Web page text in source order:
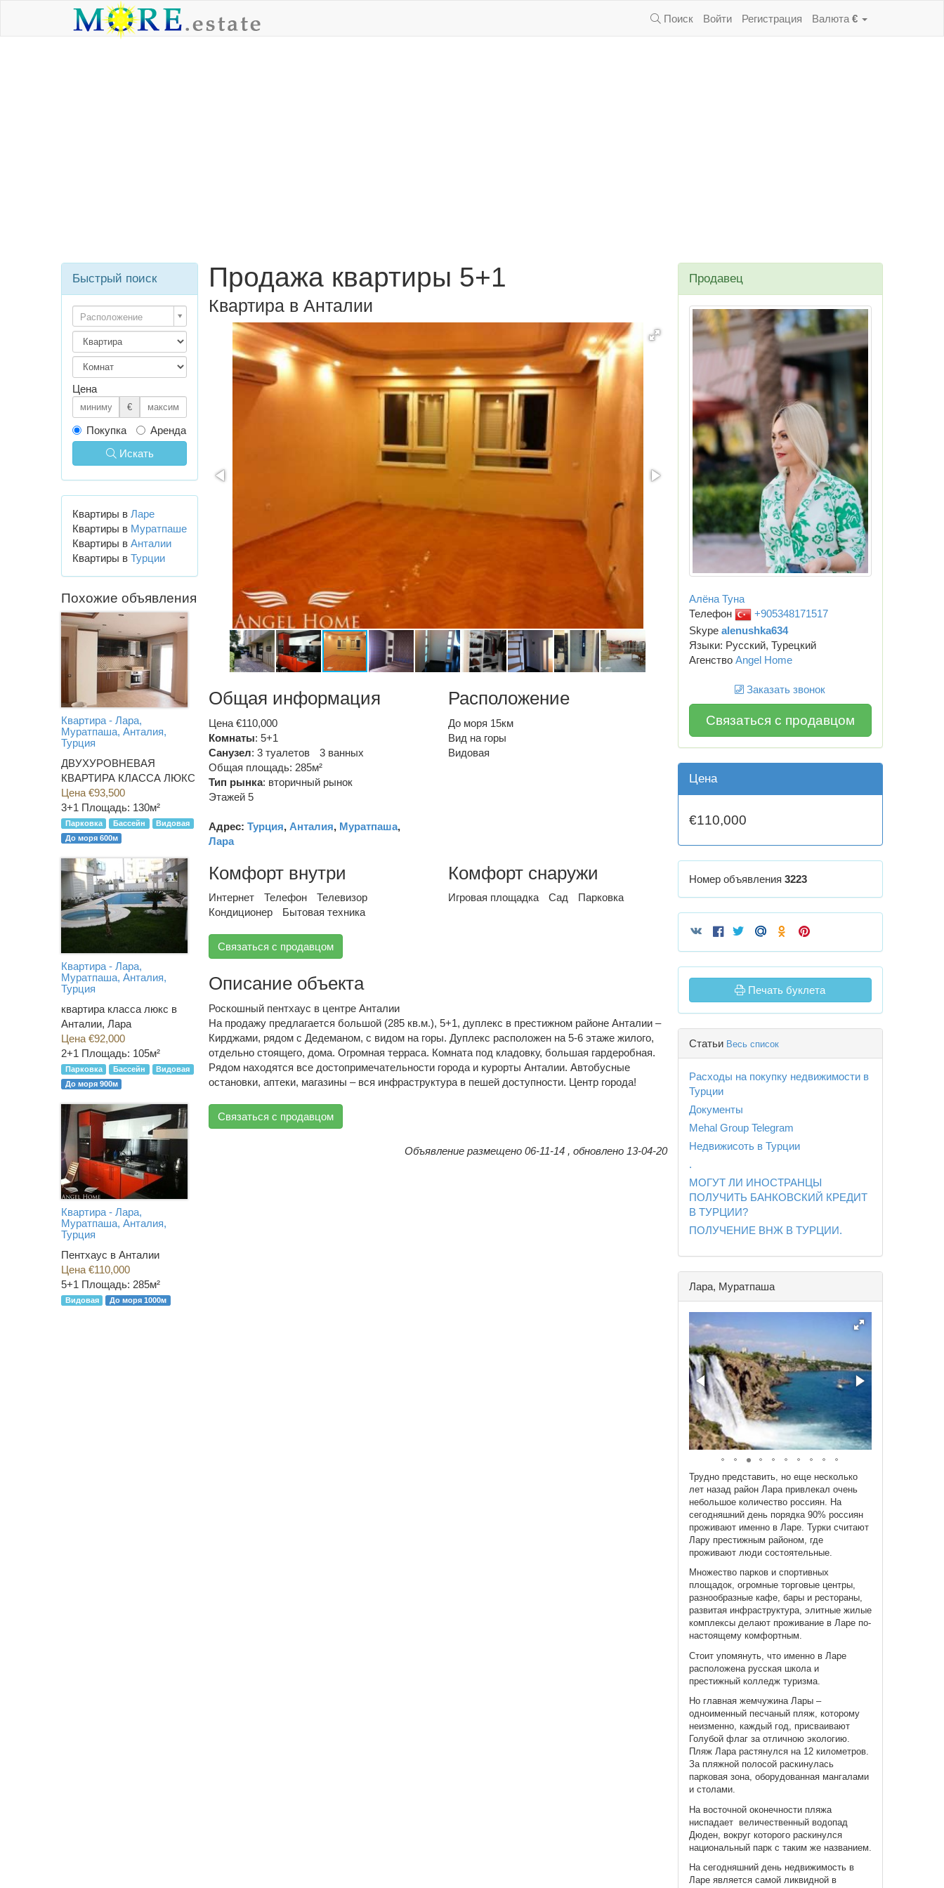
Поиск Войти Регистрация Валюта €
Продажа квартиры 5+1
Квартира в Анталии
Общая информация
Цена €110,000
Комнаты: 5+1
Санузел: 3 туалетов
3 ванных
Общая площадь: 285м²
Тип рынка: вторичный рынок
Этажей 5
Адрес: Турция, Анталия, Муратпаша,
Лара
Расположение
До моря 15км
Вид на горы
Видовая
Комфорт внутри
Интернет Телефон
Телевизор
Кондиционер
Бытовая техника
Комфорт снаружи
Игровая площадка Сад Парковка
Связаться с продавцом
Описание объекта
Роскошный пентхаус в центре Анталии
На продажу предлагается большой (285 кв.м.), 5+1, дуплекс в престижном районе Анталии –
Кирджами, рядом с Дедеманом, с видом на горы. Дуплекс расположен на 5-6 этаже жилого,
отдельно стоящего, дома. Огромная терраса. Комната под кладовку, большая гардеробная.
Рядом находятся все достопримечательности города и курорты Анталии. Автобусные
остановки, аптеки, магазины – вся инфраструктура в пешей доступности. Центр города!
Связаться с продавцом
Объявление размещено 06-11-14 , обновлено 13-04-20
Продавец
Алёна Туна
Телефон
+905348171517
Skype alenushka634
Языки: Русский, Турецкий
Агенство Angel Home
Заказать звонок
Связаться с продавцом
Цена
€110,000
Номер объявления 3223
Печать буклета
Статьи Весь список
Расходы на покупку недвижимости в
Турции
Документы
Mehal Group Telegram
Недвижисоть в Турции
.
МОГУТ ЛИ ИНОСТРАНЦЫ
ПОЛУЧИТЬ БАНКОВСКИЙ КРЕДИТ
В ТУРЦИИ?
ПОЛУЧЕНИЕ ВНЖ В ТУРЦИИ.
Лара, Муратпаша
Трудно представить, но еще несколько
лет назад район Лара привлекал очень
небольшое количество россиян. На
сегодняшний день порядка 90% россиян
проживают именно в Ларе. Турки считают
Лару престижным районом, где
проживают люди состоятельные.
Множество парков и спортивных
площадок, огромные торговые центры,
разнообразные кафе, бары и рестораны,
развитая инфраструктура, элитные жилые
комплексы делают проживание в Ларе по-
настоящему комфортным.
Стоит упомянуть, что именно в Ларе
расположена русская школа и
престижный колледж туризма.
Но главная жемчужина Лары –
одноименный песчаный пляж, которому
неизменно, каждый год, присваивают
Голубой флаг за отличною экологию.
Пляж Лара растянулся на 12 километров.
За пляжной полосой раскинулась
парковая зона, оборудованная мангалами
и столами.
На восточной оконечности пляжа
ниспадает величественный водопад
Дюден, вокруг которого раскинулся
национальный парк с таким же названием.
На сегодняшний день недвижимость в
Ларе является самой ликвидной в
Быстрый поиск
Расположение
Цена
€
Покупка
Аренда
Искать
Квартиры в Ларе
Квартиры в Муратпаше
Квартиры в Анталии
Квартиры в Турции
Похожие объявления
Квартира - Лара,
Муратпаша, Анталия,
Турция
ДВУХУРОВНЕВАЯ
КВАРТИРА КЛАССА ЛЮКС
Цена €93,500
3+1 Площадь: 130м²
Парковка Бассейн
Видовая
До моря 600м
Квартира - Лара,
Муратпаша, Анталия,
Турция
квартира класса люкс в
Анталии, Лара
Цена €92,000
2+1 Площадь: 105м²
Парковка Бассейн
Видовая
До моря 900м
Квартира - Лара,
Муратпаша, Анталия,
Турция
Пентхаус в Анталии
Цена €110,000
5+1 Площадь: 285м²
Видовая До моря 1000м